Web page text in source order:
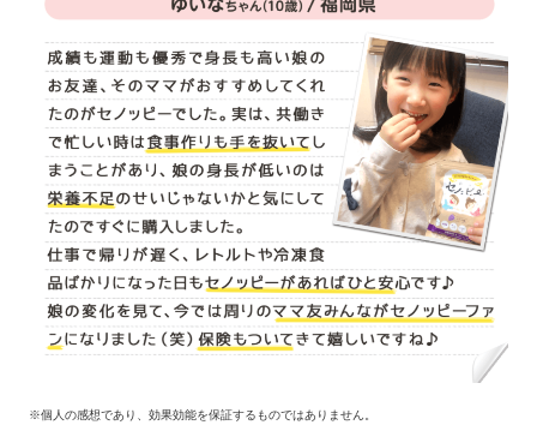
※個人の感想であり、効果効能を保証するものではありません。